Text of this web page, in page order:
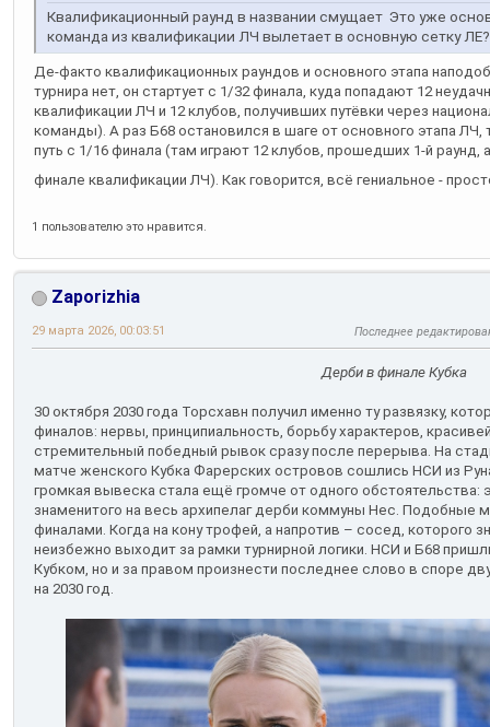
Квалификационный раунд в названии смущает Это уже
команда из квалификации ЛЧ вылетает в основную сетку
Де-факто квалификационных раундов и основного этапа
турнира нет, он стартует с 1/32 финала, куда попадают 12
квалификации ЛЧ и 12 клубов, получивших путёвки через
команды). А раз Б68 остановился в шаге от основного этапа ЛЧ,
путь с 1/16 финала (там играют 12 клубов, прошедших 1-й раунд,
финале квалификации ЛЧ). Как говорится, всё гениальное -
1 пользователю это нравится.
Zaporizhia
29 марта 2026, 00:03:51 Последнее
Дерби в финале Кубка
30 октября 2030 года Торсхавн получил именно ту развязку,
финалов: нервы, принципиальность, борьбу характеров,
стремительный победный рывок сразу после перерыва. На
матче женского Кубка Фарерских островов сошлись НСИ из
громкая вывеска стала ещё громче от одного обстоятельства:
знаменитого на весь архипелаг дерби коммуны Нес. Подобные
финалами. Когда на кону трофей, а напротив – сосед, которого
неизбежно выходит за рамки турнирной логики. НСИ и Б68
Кубком, но и за правом произнести последнее слово в споре
на 2030 год.